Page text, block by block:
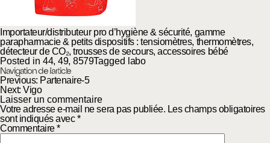
Importateur/distributeur pro d’hygiène & sécurité, gamme
parapharmacie & petits dispositifs : tensiomètres, thermomètres,
détecteur de CO₂, trousses de secours, accessoires bébé
Posted in 44,49,8579Tagged labo
Navigation de l’article
Previous: Partenaire-5
Next: Vigo
Laisser un commentaire
Votre adresse e-mail ne sera pas publiée. Les champs obligatoires
sont indiqués avec*
Commentaire*